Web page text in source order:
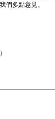
們多點意見。